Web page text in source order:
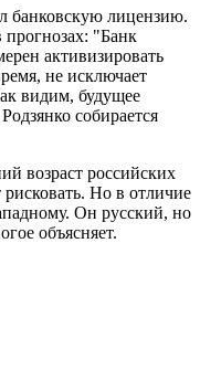
лицензию.
прогнозах: "Банк
активизировать
не исключает
видим, будущее
собирается
возраст российских
Но в отличие
Он русский, но
объясняет.